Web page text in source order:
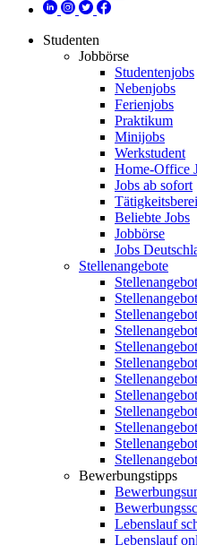
Studenten
Jobbörse
Studentenjobs
Nebenjobs
Ferienjobs
Praktikum
Minijobs
Werkstudent
Home-Office
Jobs ab sofort
Beliebte Jobs
Jobbörse
Jobs
Stellenangebote
Bewerbungstipps
Lebenslauf
Lebenslauf